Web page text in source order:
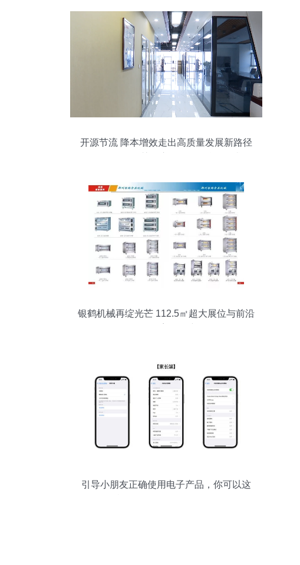
开源节流 降本增效走出高质量发展新路径
济发展为动力臂商业经济创新发展面临的
旧措施与新议题
银鹤机械再绽光芒 112.5㎡超大展位与前沿
引导小朋友正确使用电子产品，你可以这